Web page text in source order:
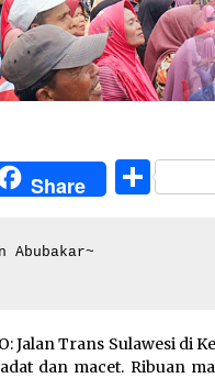
Share
Abubakar~
Jalan Trans Sulawesi di
dan macet. Ribuan